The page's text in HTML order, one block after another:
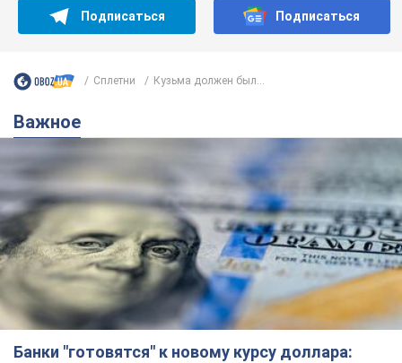
Подписаться Подписаться
Сплетни Кузьма должен был...
Важное
Банки "готовятся" к новому курсу доллара: